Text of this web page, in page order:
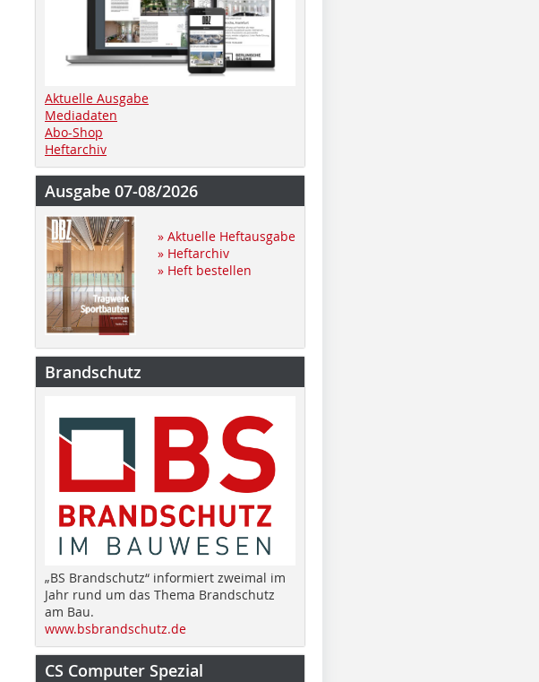
Aktuelle Ausgabe
Mediadaten
Abo-Shop
Heftarchiv
Ausgabe 07-08/2026
» Aktuelle Heftausgabe
» Heftarchiv
» Heft bestellen
Brandschutz
„BS Brandschutz“ informiert zweimal im
Jahr rund um das Thema Brandschutz
am Bau.
www.bsbrandschutz.de
CS Computer Spezial